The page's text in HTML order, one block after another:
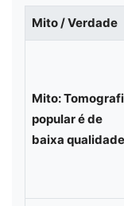
Mito / Verdade
Mito:
popular é de
baixa qualidade